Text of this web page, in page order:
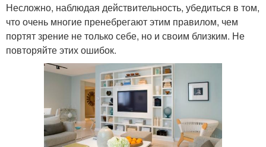
Несложно, наблюдая действительность, убедиться в том,
что очень многие пренебрегают этим правилом, чем
портят зрение не только себе, но и своим близким. Не
повторяйте этих ошибок.